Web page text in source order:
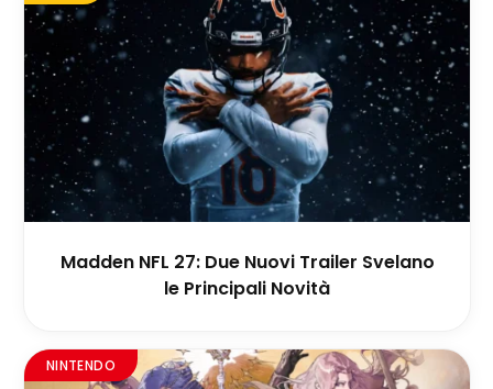
Madden NFL 27: Due Nuovi Trailer Svelano
le Principali Novità
NINTENDO